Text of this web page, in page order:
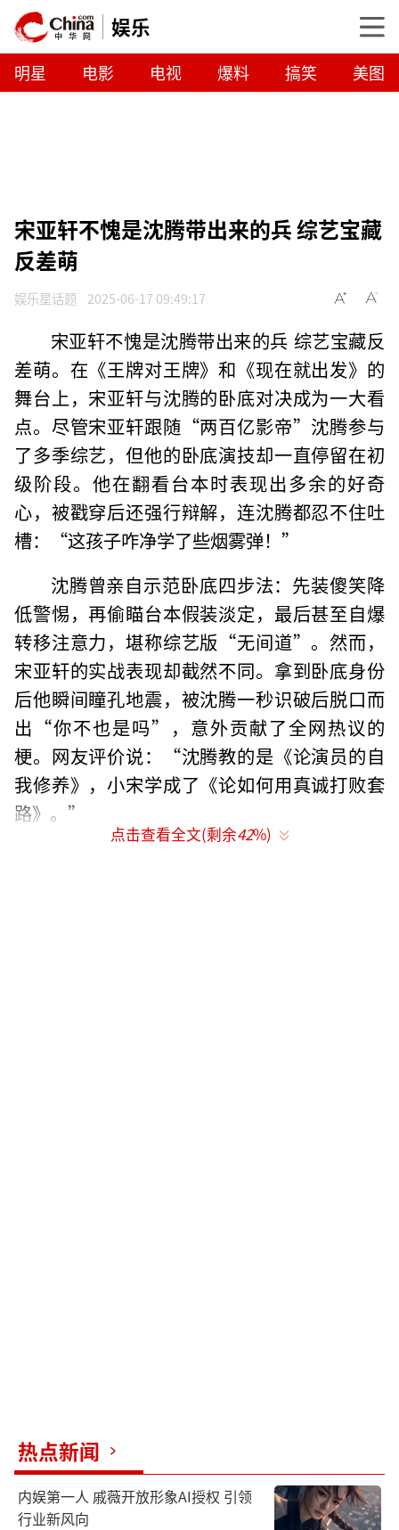
娱乐
明星 电影 电视 爆料 搞笑 美图
宋亚轩不愧是沈腾带出来的兵 综艺宝藏
反差萌
娱乐星话题 2025-06-17 09:49:17
宋亚轩不愧是沈腾带出来的兵 综艺宝藏反
差萌。在《王牌对王牌》和《现在就出发》的
舞台上，宋亚轩与沈腾的卧底对决成为一大看
点。尽管宋亚轩跟随“两百亿影帝”沈腾参与
了多季综艺，但他的卧底演技却一直停留在初
级阶段。他在翻看台本时表现出多余的好奇
心，被戳穿后还强行辩解，连沈腾都忍不住吐
槽：“这孩子咋净学了些烟雾弹！”
沈腾曾亲自示范卧底四步法：先装傻笑降
低警惕，再偷瞄台本假装淡定，最后甚至自爆
转移注意力，堪称综艺版“无间道”。然而，
宋亚轩的实战表现却截然不同。拿到卧底身份
后他瞬间瞳孔地震，被沈腾一秒识破后脱口而
出“你不也是吗”，意外贡献了全网热议的
梗。网友评价说：“沈腾教的是《论演员的自
我修养》，小宋学成了《论如何用真诚打败套
路》。”
点击查看全文(剩余42%)
热点新闻
内娱第一人 戚薇开放形象AI授权 引领
行业新风向